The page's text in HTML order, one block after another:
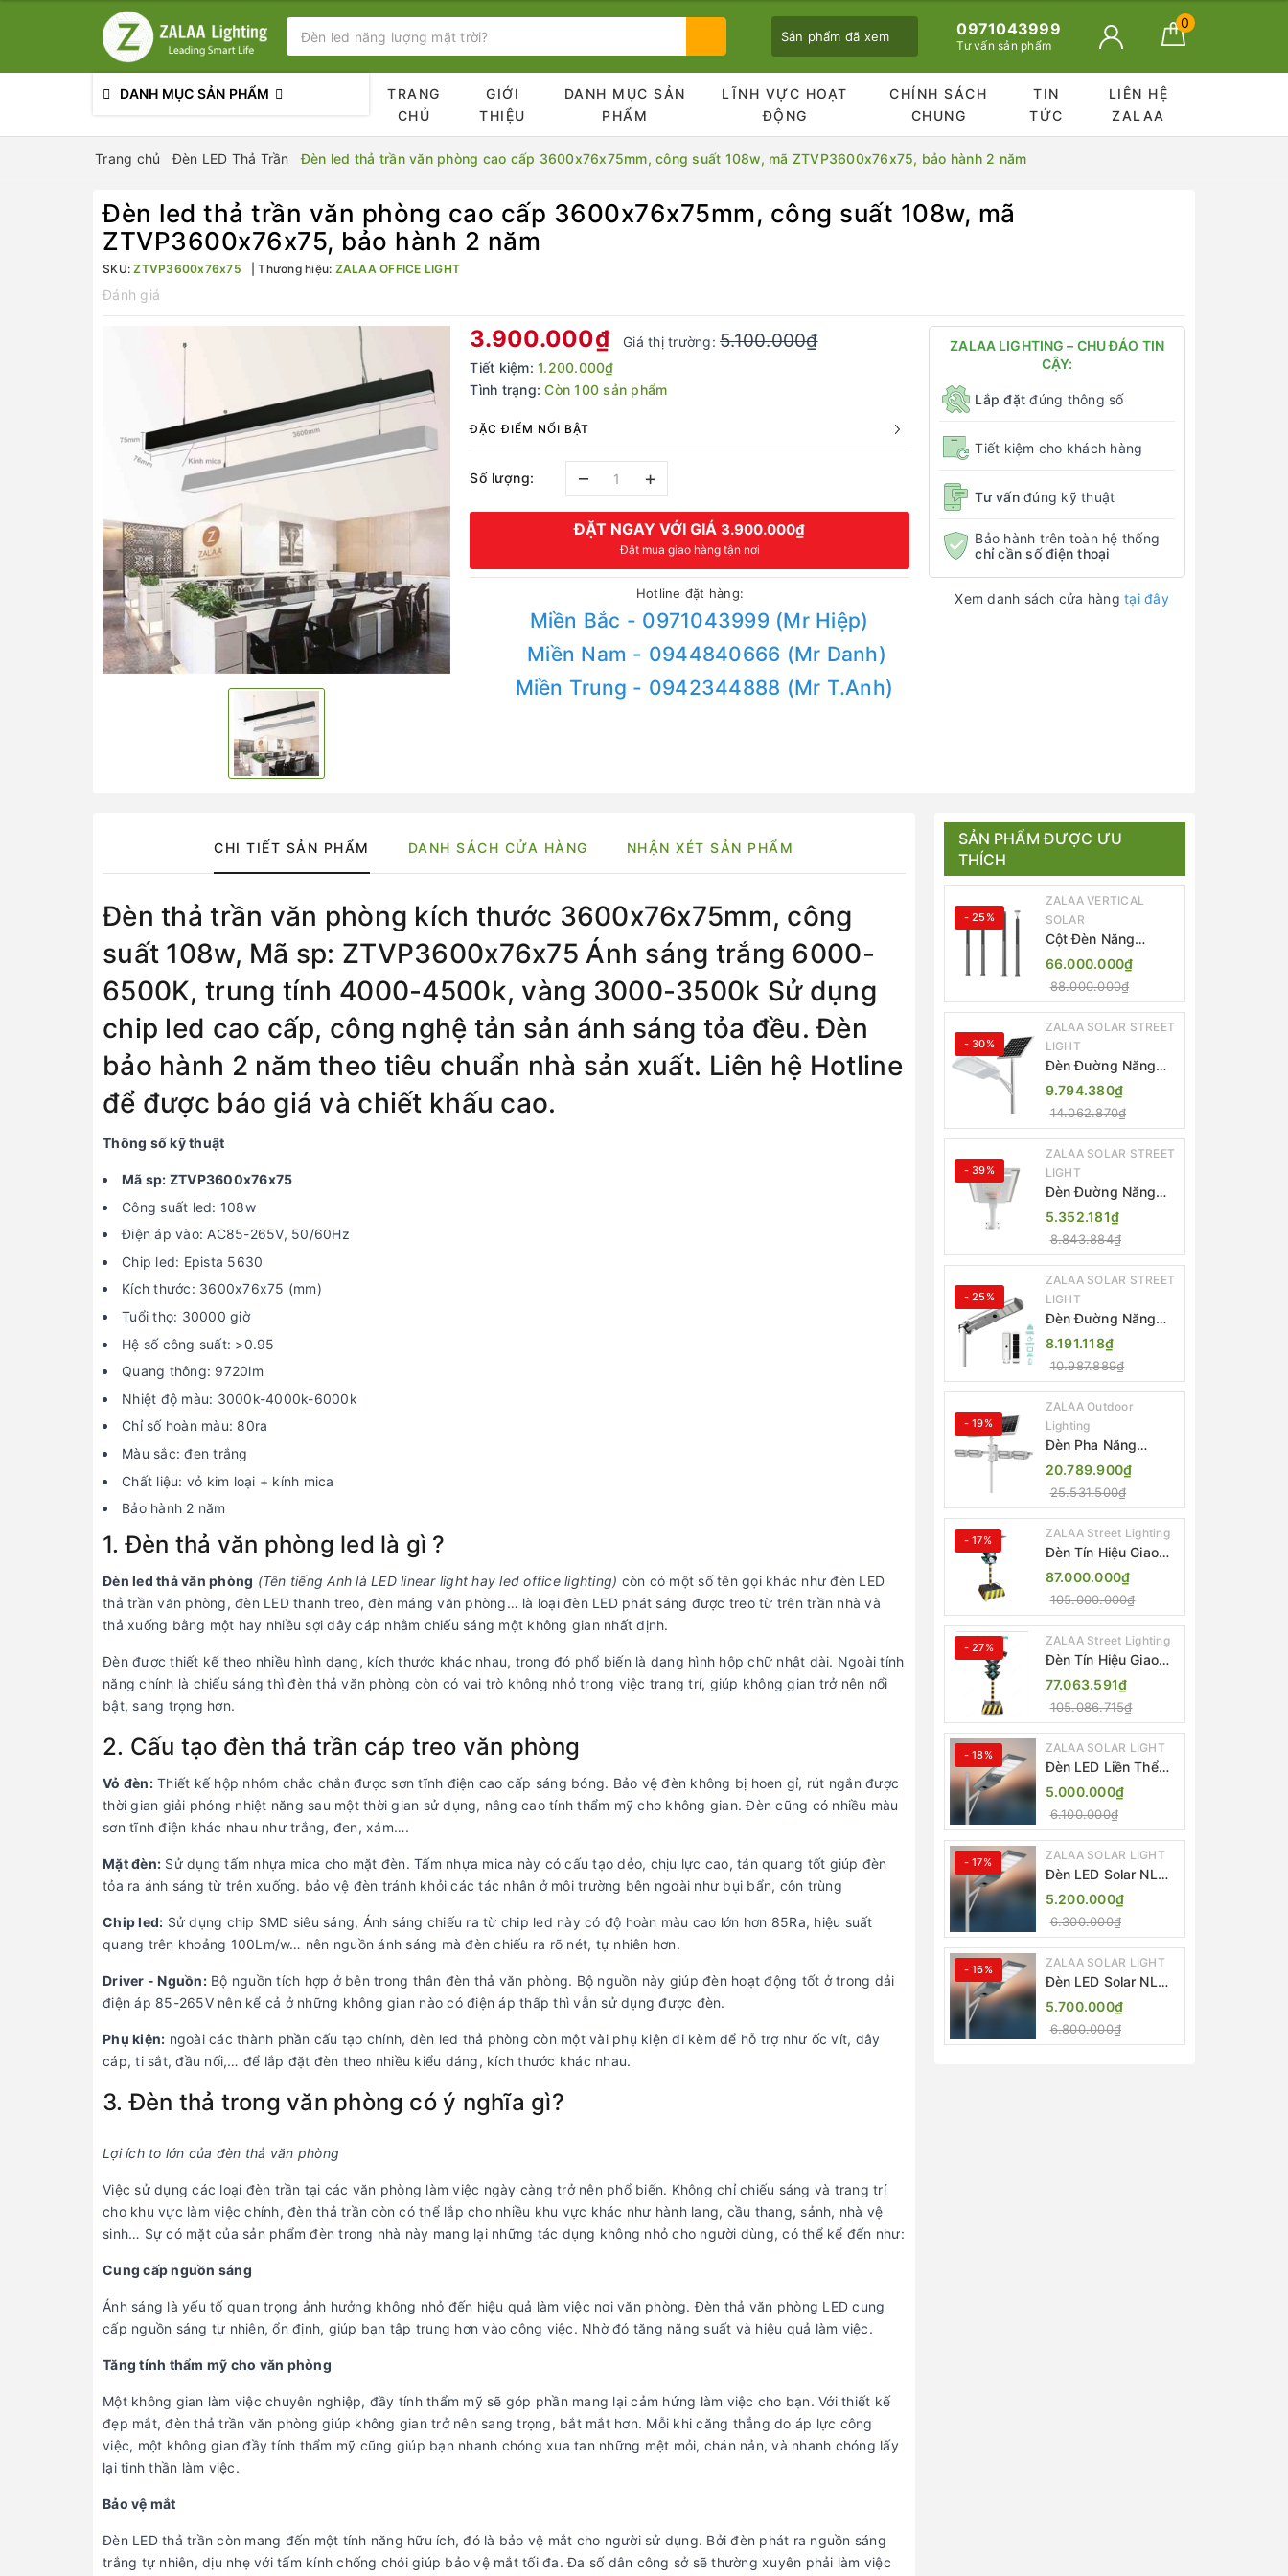
Sản phẩm đã xem
Bạn chưa xem sản phẩm nào
0971043999
Tư vấn sản phẩm
0
DANH MỤC SẢN PHẨM
TRANG
CHỦ
GIỚI
THIỆU
DANH MỤC SẢN
PHẨM
LĨNH VỰC HOẠT
ĐỘNG
CHÍNH SÁCH
CHUNG
TIN
TỨC
LIÊN HỆ
ZALAA
Trang chủ Đèn LED Thả Trần Đèn led thả trần văn phòng cao cấp 3600x76x75mm, công suất 108w, mã ZTVP3600x76x75, bảo hành 2 năm
Đèn led thả trần văn phòng cao cấp 3600x76x75mm, công suất 108w, mã
ZTVP3600x76x75, bảo hành 2 năm
SKU:ZTVP3600x76x75 Thương hiệu: ZALAA OFFICE LIGHT
Đánh giá
3.900.000₫ Giá thị trường:5.100.000₫
Tiết kiệm:1.200.000₫
Tình trạng: Còn 100 sản phẩm
ĐẶC ĐIỂM NỔI BẬT
Số lượng: – +
ĐẶT NGAY VỚI GIÁ 3.900.000₫
Đặt mua giao hàng tận nơi
Hotline đặt hàng:
Miền Bắc - 0971043999 (Mr Hiệp)
Miền Nam - 0944840666 (Mr Danh)
Miền Trung - 0942344888 (Mr T.Anh)
ZALAA LIGHTING – CHU ĐÁO TIN
CẬY:
Lắp đặt đúng thông số
Tiết kiệm cho khách hàng
Tư vấnđúng kỹ thuật
Bảo hành trên toàn hệ thống
chỉ cần số điện thoại
Xem danh sách cửa hàngtại đây
CHI TIẾT SẢN PHẨM DANH SÁCH CỬA HÀNG NHẬN XÉT SẢN PHẨM
Đèn thả trần văn phòng kích thước 3600x76x75mm, công
suất 108w, Mã sp: ZTVP3600x76x75 Ánh sáng trắng 6000-
6500K, trung tính 4000-4500k, vàng 3000-3500k Sử dụng
chip led cao cấp, công nghệ tản sản ánh sáng tỏa đều. Đèn
bảo hành 2 năm theo tiêu chuẩn nhà sản xuất. Liên hệ Hotline
để được báo giá và chiết khấu cao.
Thông số kỹ thuật
Mã sp: ZTVP3600x76x75
Công suất led: 108w
Điện áp vào: AC85-265V, 50/60Hz
Chip led: Epista 5630
Kích thước: 3600x76x75 (mm)
Tuổi thọ: 30000 giờ
Hệ số công suất: >0.95
Quang thông: 9720lm
Nhiệt độ màu: 3000k-4000k-6000k
Chỉ số hoàn màu: 80ra
Màu sắc: đen trắng
Chất liệu: vỏ kim loại + kính mica
Bảo hành 2 năm
1. Đèn thả văn phòng led là gì ?
Đèn led thả văn phòng (Tên tiếng Anh là LED linear light hay led office lighting) còn có một số tên gọi khác như đèn LED
thả trần văn phòng, đèn LED thanh treo, đèn máng văn phòng… là loại đèn LED phát sáng được treo từ trên trần nhà và
thả xuống bằng một hay nhiều sợi dây cáp nhằm chiếu sáng một không gian nhất định.
Đèn được thiết kế theo nhiều hình dạng, kích thước khác nhau, trong đó phổ biến là dạng hình hộp chữ nhật dài. Ngoài tính
năng chính là chiếu sáng thì đèn thả văn phòng còn có vai trò không nhỏ trong việc trang trí, giúp không gian trở nên nổi
bật, sang trọng hơn.
2. Cấu tạo đèn thả trần cáp treo văn phòng
Vỏ đèn:Thiết kế hộp nhôm chắc chắn được sơn tĩnh điện cao cấp sáng bóng. Bảo vệ đèn không bị hoen gỉ, rút ngắn được
thời gian giải phóng nhiệt năng sau một thời gian sử dụng, nâng cao tính thẩm mỹ cho không gian. Đèn cũng có nhiều màu
sơn tĩnh điện khác nhau như trắng, đen, xám….
Mặt đèn: Sử dụng tấm nhựa mica cho mặt đèn. Tấm nhựa mica này có cấu tạo dẻo, chịu lực cao, tán quang tốt giúp đèn
tỏa ra ánh sáng từ trên xuống. bảo vệ đèn tránh khỏi các tác nhân ở môi trường bên ngoài như bụi bẩn, côn trùng
Chip led: Sử dụng chip SMD siêu sáng, Ánh sáng chiếu ra từ chip led này có độ hoàn màu cao lớn hơn 85Ra, hiệu suất
quang trên khoảng 100Lm/w… nên nguồn ánh sáng mà đèn chiếu ra rõ nét, tự nhiên hơn.
Driver - Nguồn:Bộ nguồn tích hợp ở bên trong thân đèn thả văn phòng. Bộ nguồn này giúp đèn hoạt động tốt ở trong dải
điện áp 85-265V nên kể cả ở những không gian nào có điện áp thấp thì vẫn sử dụng được đèn.
Phụ kiện: ngoài các thành phần cấu tạo chính, đèn led thả phòng còn một vài phụ kiện đi kèm để hỗ trợ như ốc vít, dây
cáp, ti sắt, đầu nối,… để lắp đặt đèn theo nhiều kiểu dáng, kích thước khác nhau.
3. Đèn thả trong văn phòng có ý nghĩa gì?
Lợi ích to lớn của đèn thả văn phòng
Việc sử dụng các loại đèn trần tại các văn phòng làm việc ngày càng trở nên phổ biến. Không chỉ chiếu sáng và trang trí
cho khu vực làm việc chính, đèn thả trần còn có thể lắp cho nhiều khu vực khác như hành lang, cầu thang, sảnh, nhà vệ
sinh… Sự có mặt của sản phẩm đèn trong nhà này mang lại những tác dụng không nhỏ cho người dùng, có thể kể đến như:
Cung cấp nguồn sáng
Ánh sáng là yếu tố quan trọng ảnh hưởng không nhỏ đến hiệu quả làm việc nơi văn phòng. Đèn thả văn phòng LED cung
cấp nguồn sáng tự nhiên, ổn định, giúp bạn tập trung hơn vào công việc. Nhờ đó tăng năng suất và hiệu quả làm việc.
Tăng tính thẩm mỹ cho văn phòng
Một không gian làm việc chuyên nghiệp, đầy tính thẩm mỹ sẽ góp phần mang lại cảm hứng làm việc cho bạn. Với thiết kế
đẹp mắt, đèn thả trần văn phòng giúp không gian trở nên sang trọng, bắt mắt hơn. Mỗi khi căng thẳng do áp lực công
việc, một không gian đầy tính thẩm mỹ cũng giúp bạn nhanh chóng xua tan những mệt mỏi, chán nản, và nhanh chóng lấy
lại tinh thần làm việc.
Bảo vệ mắt
Đèn LED thả trần còn mang đến một tính năng hữu ích, đó là bảo vệ mắt cho người sử dụng. Bởi đèn phát ra nguồn sáng
trắng tự nhiên, dịu nhẹ với tấm kính chống chói giúp bảo vệ mắt tối đa. Đa số dân công sở sẽ thường xuyên phải làm việc
SẢN PHẨM ĐƯỢC ƯU
THÍCH
- 25%
ZALAA VERTICAL
SOLAR
Cột Đèn Năng
Lượng Mặt Trời Dọc
Thông Minh ZSR-
YYDS-360 | ZALAA
Jsc
66.000.000₫
88.000.000₫
- 30%
ZALAA SOLAR STREET
LIGHT
Đèn Đường Năng
Lượng Mặt Trời
Thông Minh Điều
Khiển MPPT ZL-
GMX01 ZALAA
9.794.380₫
14.062.870₫
- 39%
ZALAA SOLAR STREET
LIGHT
Đèn Đường Năng
Lượng Mặt Trời
Nhôm Đúc ZALAA
ZL-BWH Cao Cấp
IP65
5.352.181₫
8.843.884₫
- 25%
ZALAA SOLAR STREET
LIGHT
Đèn Đường Năng
Lượng Mặt Trời Tích
Hợp Camera ZALAA
ZL-BJ04-CCTV
(80W, IP65)
8.191.118₫
10.987.889₫
- 19%
ZALAA Outdoor
Lighting
Đèn Pha Năng
Lượng Mặt Trời Sân
Thể Thao ZALAA
Jsc Chống Nước
IP65 Cao Cấp
20.789.900₫
25.531.500₫
- 17% ZALAA Street Lighting
Đèn Tín Hiệu Giao
Thông Di Động Năng
Lượng Mặt Trời
ZALAA ZL-300A-D
87.000.000₫
105.000.000₫
- 27% ZALAA Street Lighting
Đèn Tín Hiệu Giao
Thông Di Động Năng
Lượng Mặt Trời
ZALAA ZL-409300C
77.063.591₫
105.086.715₫
- 18% ZALAA SOLAR LIGHT
Đèn LED Liền Thể
ZALAA Solar Street
Light ZKC-TG 20W
25W 30W All In One
5.000.000₫
6.100.000₫
- 17% ZALAA SOLAR LIGHT
Đèn LED Solar NLMT
Liền Thể ZKC-TG
20W All in One |
ZALAA Street Light
5.200.000₫
6.300.000₫
- 16% ZALAA SOLAR LIGHT
Đèn LED Solar NLMT
Liền Thể ZKC-TG
25W All in One |
ZALAA Street Light
5.700.000₫
6.800.000₫